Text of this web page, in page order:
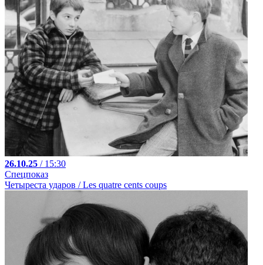
26.10.25 / 15:30
Спецпоказ
Четыреста ударов / Les quatre cents coups